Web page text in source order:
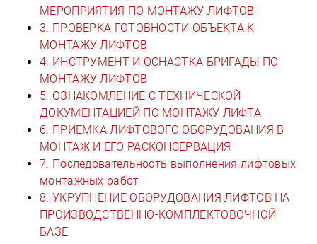
МЕРОПРИЯТИЯ ПО МОНТАЖУ ЛИФТОВ
3. ПРОВЕРКА ГОТОВНОСТИ ОБЪЕКТА К
МОНТАЖУ ЛИФТОВ
4. ИНСТРУМЕНТ И ОСНАСТКА БРИГАДЫ ПО
МОНТАЖУ ЛИФТОВ
5. ОЗНАКОМЛЕНИЕ С ТЕХНИЧЕСКОЙ
ДОКУМЕНТАЦИЕЙ ПО МОНТАЖУ ЛИФТА
6. ПРИЕМКА ЛИФТОВОГО ОБОРУДОВАНИЯ В
МОНТАЖ И ЕГО РАСКОНСЕРВАЦИЯ
7. Последовательность выполнения лифтовых
монтажных работ
8. УКРУПНЕНИЕ ОБОРУДОВАНИЯ ЛИФТОВ НА
ПРОИЗВОДСТВЕННО-КОМПЛЕКТОВОЧНОЙ
БАЗЕ